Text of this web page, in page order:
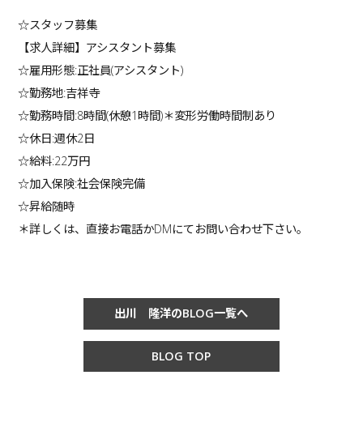
☆スタッフ募集
【求人詳細】アシスタント募集
☆雇用形態:正社員(アシスタント)
☆勤務地:吉祥寺
☆勤務時間:8時間(休憩1時間)＊変形労働時間制あり
☆休日:週休2日
☆給料:22万円
☆加入保険:社会保険完備
☆昇給随時
＊詳しくは、直接お電話かDMにてお問い合わせ下さい。
出川 隆洋のBLOG一覧へ
BLOG TOP